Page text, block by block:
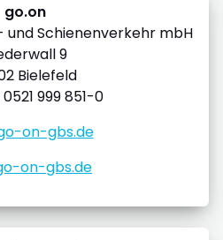
go.on
und Schienenverkehr mbH
9
Bielefeld
999 851-0
on-gbs.de
on-gbs.de